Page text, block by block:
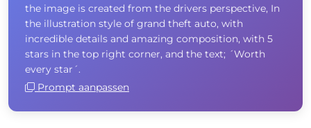
Over Luxxio
Contact
the image is created from the drivers perspective, In
the illustration style of grand theft auto, with
incredible details and amazing composition, with 5
stars in the top right corner, and the text; ´Worth
every star´.
Prompt aanpassen